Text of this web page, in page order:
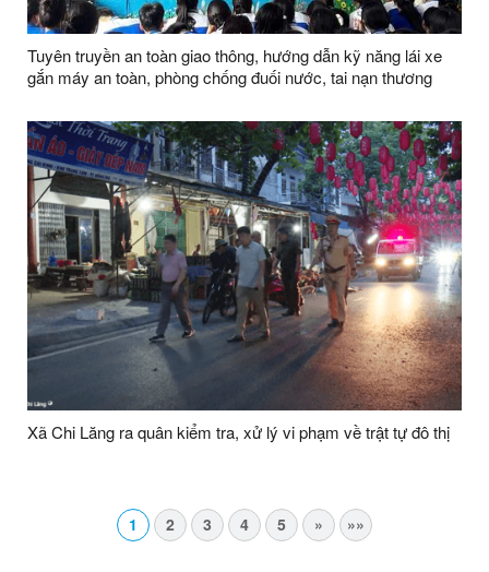
Tuyên truyền an toàn giao thông, hướng dẫn kỹ năng lái xe
gắn máy an toàn, phòng chống đuối nước, tai nạn thương
Xã Chi Lăng ra quân kiểm tra, xử lý vi phạm về trật tự đô thị
1 2 3 4 5 » »»